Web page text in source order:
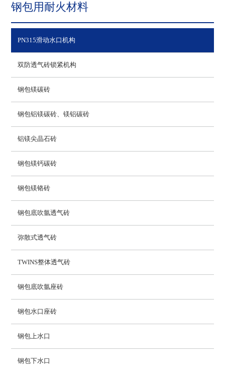
钢包用耐火材料
PN315滑动水口机构
双防透气砖锁紧机构
钢包镁碳砖
钢包铝镁碳砖、镁铝碳砖
铝镁尖晶石砖
钢包镁钙碳砖
钢包镁铬砖
钢包底吹氩透气砖
弥散式透气砖
TWINS整体透气砖
钢包底吹氩座砖
钢包水口座砖
钢包上水口
钢包下水口